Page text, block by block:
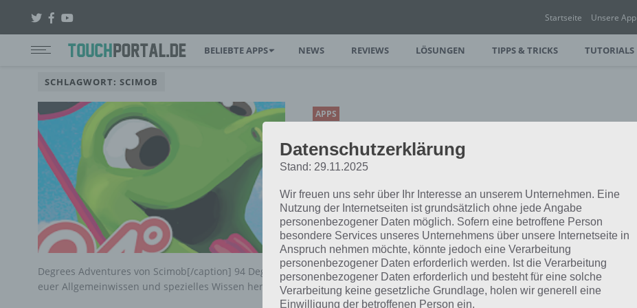
Startseite Unsere App
BELIEBTE APPS NEWS REVIEWS LÖSUNGEN TIPPS & TRICKS TUTORIALS
SCHLAGWORT: SCIMOB
APPS
94 DEGREES
ADVENTURES:
ALLGEMEINWISSEN,
FRAGEN UND MEHR
PAUL STELZER-13. OKTOBER 2017
[caption id="attachment_38534"
align="alignright" width="150"] 94
Degrees Adventures von Scimob[/caption] 94 Degrees Adventures der 94 Grad Spielereihe fordert
euer Allgemeinwissen und spezielles Wissen heraus. In der App für…
Datenschutzerklärung
Stand: 29.11.2025
Wir freuen uns sehr über Ihr Interesse an unserem Unternehmen. Eine
Nutzung der Internetseiten ist grundsätzlich ohne jede Angabe
personenbezogener Daten möglich. Sofern eine betroffene Person
besondere Services unseres Unternehmens über unsere Internetseite in
Anspruch nehmen möchte, könnte jedoch eine Verarbeitung
personenbezogener Daten erforderlich werden. Ist die Verarbeitung
personenbezogener Daten erforderlich und besteht für eine solche
Verarbeitung keine gesetzliche Grundlage, holen wir generell eine
Einwilligung der betroffenen Person ein.